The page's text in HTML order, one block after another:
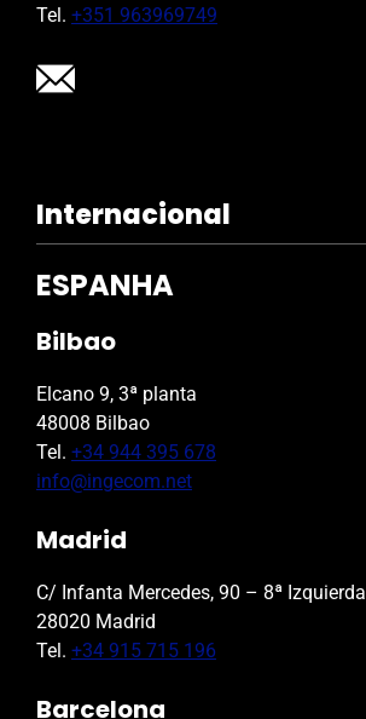
Tel. +351 963969749
Internacional
ESPANHA
Bilbao
Elcano 9, 3ª planta
48008 Bilbao
Tel. +34 944 395 678
info@ingecom.net
Madrid
C/ Infanta Mercedes, 90 – 8ª Izquierda
28020 Madrid
Tel. +34 915 715 196
Barcelona